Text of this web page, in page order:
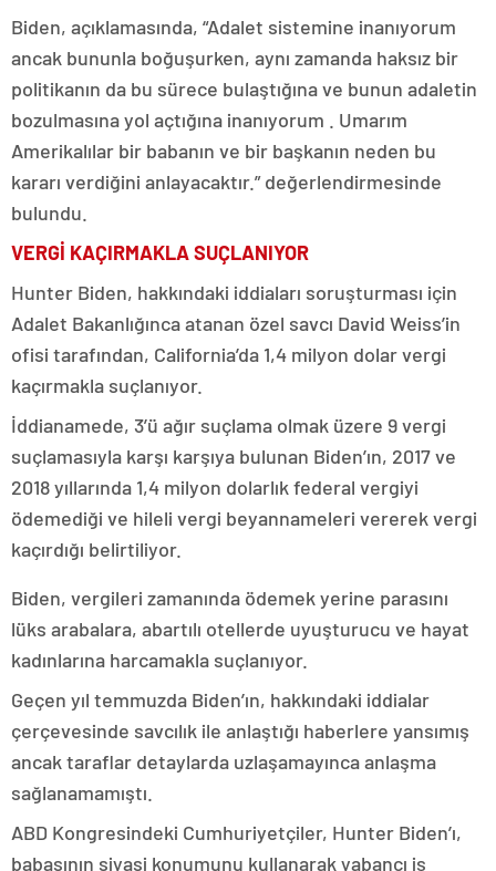
Biden, açıklamasında, “Adalet sistemine inanıyorum
ancak bununla boğuşurken, aynı zamanda haksız bir
politikanın da bu sürece bulaştığına ve bunun adaletin
bozulmasına yol açtığına inanıyorum . Umarım
Amerikalılar bir babanın ve bir başkanın neden bu
kararı verdiğini anlayacaktır.” değerlendirmesinde
bulundu.
VERGİ KAÇIRMAKLA SUÇLANIYOR
Hunter Biden, hakkındaki iddiaları soruşturması için
Adalet Bakanlığınca atanan özel savcı David Weiss’in
ofisi tarafından, California’da 1,4 milyon dolar vergi
kaçırmakla suçlanıyor.
İddianamede, 3’ü ağır suçlama olmak üzere 9 vergi
suçlamasıyla karşı karşıya bulunan Biden’ın, 2017 ve
2018 yıllarında 1,4 milyon dolarlık federal vergiyi
ödemediği ve hileli vergi beyannameleri vererek vergi
kaçırdığı belirtiliyor.
Biden, vergileri zamanında ödemek yerine parasını
lüks arabalara, abartılı otellerde uyuşturucu ve hayat
kadınlarına harcamakla suçlanıyor.
Geçen yıl temmuzda Biden’ın, hakkındaki iddialar
çerçevesinde savcılık ile anlaştığı haberlere yansımış
ancak taraflar detaylarda uzlaşamayınca anlaşma
sağlanamamıştı.
ABD Kongresindeki Cumhuriyetçiler, Hunter Biden’ı,
babasının siyasi konumunu kullanarak yabancı iş